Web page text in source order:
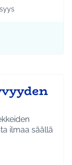
Hyvinvointi ja
ilmaa säällä